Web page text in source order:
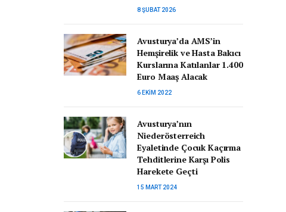
8 ŞUBAT 2026
Avusturya’da AMS’in
Hemşirelik ve Hasta Bakıcı
Kurslarına Katılanlar 1.400
Euro Maaş Alacak
6 EKIM 2022
Avusturya’nın
Niederösterreich
Eyaletinde Çocuk Kaçırma
Tehditlerine Karşı Polis
Harekete Geçti
15 MART 2024